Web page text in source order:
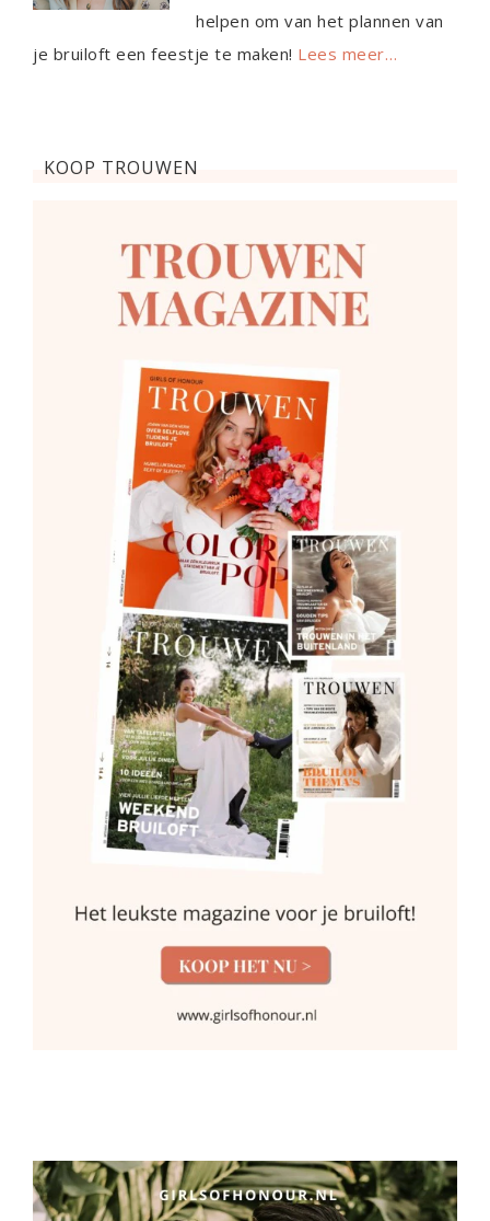
helpen om van het plannen van
je bruiloft een feestje te maken! Lees meer…
KOOP TROUWEN